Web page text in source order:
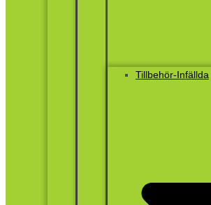
Tillbehör-Infällda